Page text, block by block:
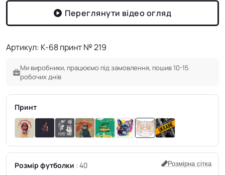
Переглянути відео огляд
Артикул: K-68 принт № 219
Ми виробники, працюємо під замовлення, пошив 10-15
робочих днів
Принт
Розмір футболки 40 Розмірна сітка